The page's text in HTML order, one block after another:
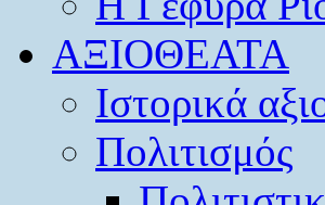
ΑΞΙΟΘΕΑΤΑ
Ιστορικά
Πολιτισμός